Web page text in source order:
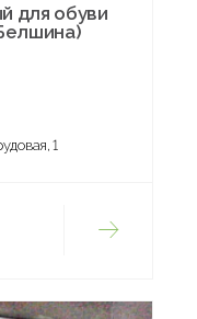
для обуви
1